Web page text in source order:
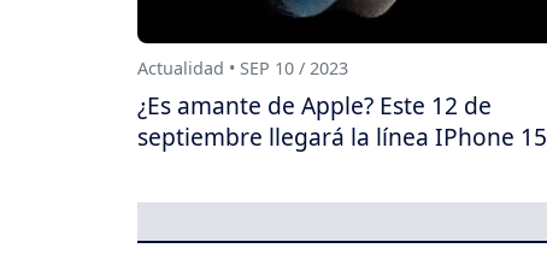
Actualidad • SEP 10 / 2023
¿Es amante de Apple? Este 12 de
septiembre llegará la línea IPhone 15